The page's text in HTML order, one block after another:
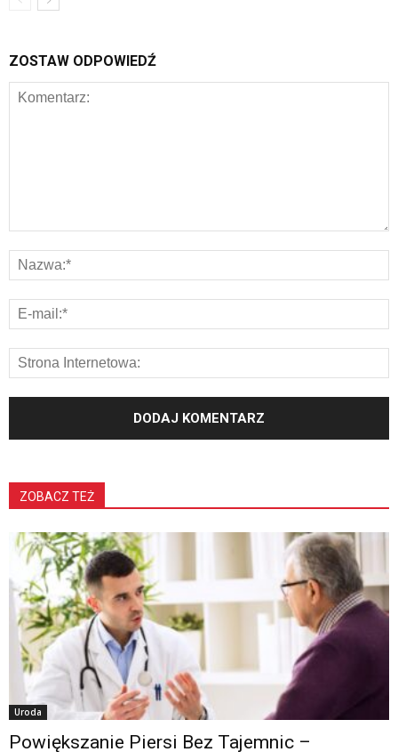
ZOSTAW ODPOWIEDŹ
ZOBACZ TEŻ
Uroda
Powiększanie Piersi Bez Tajemnic –